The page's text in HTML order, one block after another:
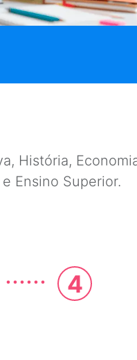
História,
Ensino Superior.
...... 4